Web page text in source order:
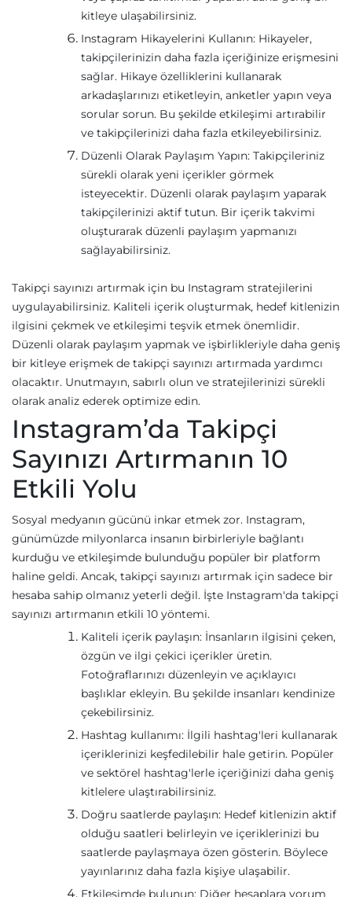
kitleye ulaşabilirsiniz.
Instagram Hikayelerini Kullanın: Hikayeler,
takipçilerinizin daha fazla içeriğinize erişmesini
sağlar. Hikaye özelliklerini kullanarak
arkadaşlarınızı etiketleyin, anketler yapın veya
sorular sorun. Bu şekilde etkileşimi artırabilir
ve takipçilerinizi daha fazla etkileyebilirsiniz.
Düzenli Olarak Paylaşım Yapın: Takipçileriniz
sürekli olarak yeni içerikler görmek
isteyecektir. Düzenli olarak paylaşım yaparak
takipçilerinizi aktif tutun. Bir içerik takvimi
oluşturarak düzenli paylaşım yapmanızı
sağlayabilirsiniz.
Takipçi sayınızı artırmak için bu Instagram stratejilerini
uygulayabilirsiniz. Kaliteli içerik oluşturmak, hedef kitlenizin
ilgisini çekmek ve etkileşimi teşvik etmek önemlidir.
Düzenli olarak paylaşım yapmak ve işbirlikleriyle daha geniş
bir kitleye erişmek de takipçi sayınızı artırmada yardımcı
olacaktır. Unutmayın, sabırlı olun ve stratejilerinizi sürekli
olarak analiz ederek optimize edin.
Instagram’da Takipçi
Sayınızı Artırmanın 10
Etkili Yolu
Sosyal medyanın gücünü inkar etmek zor. Instagram,
günümüzde milyonlarca insanın birbirleriyle bağlantı
kurduğu ve etkileşimde bulunduğu popüler bir platform
haline geldi. Ancak, takipçi sayınızı artırmak için sadece bir
hesaba sahip olmanız yeterli değil. İşte Instagram'da takipçi
sayınızı artırmanın etkili 10 yöntemi.
Kaliteli içerik paylaşın: İnsanların ilgisini çeken,
özgün ve ilgi çekici içerikler üretin.
Fotoğraflarınızı düzenleyin ve açıklayıcı
başlıklar ekleyin. Bu şekilde insanları kendinize
çekebilirsiniz.
Hashtag kullanımı: İlgili hashtag'leri kullanarak
içeriklerinizi keşfedilebilir hale getirin. Popüler
ve sektörel hashtag'lerle içeriğinizi daha geniş
kitlelere ulaştırabilirsiniz.
Doğru saatlerde paylaşın: Hedef kitlenizin aktif
olduğu saatleri belirleyin ve içeriklerinizi bu
saatlerde paylaşmaya özen gösterin. Böylece
yayınlarınız daha fazla kişiye ulaşabilir.
Etkileşimde bulunun: Diğer hesaplara yorum